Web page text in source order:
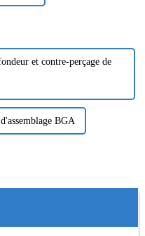
et contre-perçage de
BGA